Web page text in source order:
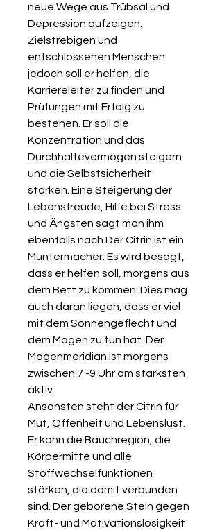
neue Wege aus Trübsal und
Depression aufzeigen.
Zielstrebigen und
entschlossenen Menschen
jedoch soll er helfen, die
Karriereleiter zu finden und
Prüfungen mit Erfolg zu
bestehen. Er soll die
Konzentration und das
Durchhaltevermögen steigern
und die Selbstsicherheit
stärken. Eine Steigerung der
Lebensfreude, Hilfe bei Stress
und Ängsten sagt man ihm
ebenfalls nach.Der Citrin ist ein
Muntermacher. Es wird besagt,
dass er helfen soll, morgens aus
dem Bett zu kommen. Dies mag
auch daran liegen, dass er viel
mit dem Sonnengeflecht und
dem Magen zu tun hat. Der
Magenmeridian ist morgens
zwischen 7 -9 Uhr am stärksten
aktiv.
Ansonsten steht der Citrin für
Mut, Offenheit und Lebenslust.
Er kann die Bauchregion, die
Körpermitte und alle
Stoffwechselfunktionen
stärken, die damit verbunden
sind. Der geborene Stein gegen
Kraft- und Motivationslosigkeit